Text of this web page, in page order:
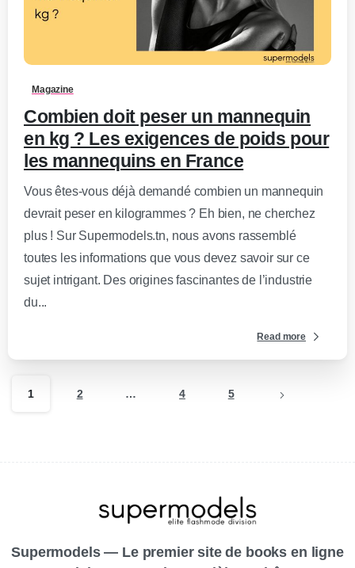
0
Magazine
Combien doit peser un mannequin
en kg ? Les exigences de poids pour
les mannequins en France
Vous êtes-vous déjà demandé combien un mannequin
devrait peser en kilogrammes ? Eh bien, ne cherchez
plus ! Sur Supermodels.tn, nous avons rassemblé
toutes les informations que vous devez savoir sur ce
sujet intrigant. Des origines fascinantes de l’industrie
du...
Read more
1 2 … 4 5
Supermodels — Le premier site de books en ligne